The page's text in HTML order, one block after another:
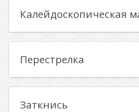
Калейдоскопическая
Перестрелка
Заткнись